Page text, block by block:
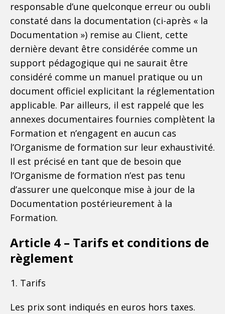
responsable d’une quelconque erreur ou oubli
constaté dans la documentation (ci-après « la
Documentation ») remise au Client, cette
dernière devant être considérée comme un
support pédagogique qui ne saurait être
considéré comme un manuel pratique ou un
document officiel explicitant la réglementation
applicable. Par ailleurs, il est rappelé que les
annexes documentaires fournies complètent la
Formation et n’engagent en aucun cas
l’Organisme de formation sur leur exhaustivité.
Il est précisé en tant que de besoin que
l’Organisme de formation n’est pas tenu
d’assurer une quelconque mise à jour de la
Documentation postérieurement à la
Formation.
Article 4 – Tarifs et conditions de
règlement
Tarifs
Les prix sont indiqués en euros hors taxes.